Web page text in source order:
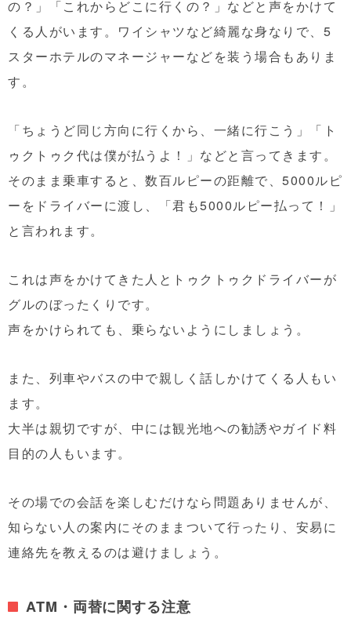
の？」「これからどこに行くの？」などと声をかけて
くる人がいます。ワイシャツなど綺麗な身なりで、5
スターホテルのマネージャーなどを装う場合もありま
す。
「ちょうど同じ方向に行くから、一緒に行こう」「ト
ゥクトゥク代は僕が払うよ！」などと言ってきます。
そのまま乗車すると、数百ルピーの距離で、5000ルピ
ーをドライバーに渡し、「君も5000ルピー払って！」
と言われます。
これは声をかけてきた人とトゥクトゥクドライバーが
グルのぼったくりです。
声をかけられても、乗らないようにしましょう。
また、列車やバスの中で親しく話しかけてくる人もい
ます。
大半は親切ですが、中には観光地への勧誘やガイド料
目的の人もいます。
その場での会話を楽しむだけなら問題ありませんが、
知らない人の案内にそのままついて行ったり、安易に
連絡先を教えるのは避けましょう。
ATM・両替に関する注意